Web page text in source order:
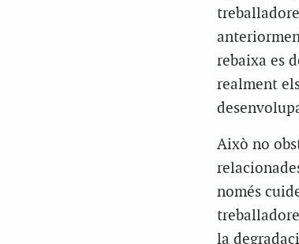
rebaixa es
realment
Això no
només
la